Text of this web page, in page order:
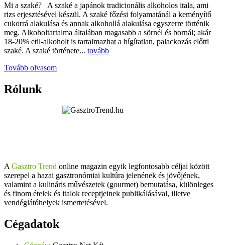
Mi a szaké? A szaké a japánok tradicionális alkoholos itala, ami
rizs erjesztésével készül. A szaké főzési folyamatánál a keményítő
cukorrá alakulása és annak alkohollá alakulása egyszerre történik
meg. Alkoholtartalma általában magasabb a sörnél és bornál; akár
18-20% etil-alkoholt is tartalmazhat a hígítatlan, palackozás előtti
szaké. A szaké története... tovább
Tovább olvasom
Rólunk
AGasztro Trend online magazin egyik legfontosabb céljai között
szerepel a hazai gasztronómiai kultúra jelenének és jövőjének,
valamint a kulináris művészetek (gourmet) bemutatása, különleges
és finom ételek és italok receptjeinek publikálásával, illetve
vendéglátóhelyek ismertetésével.
Cégadatok